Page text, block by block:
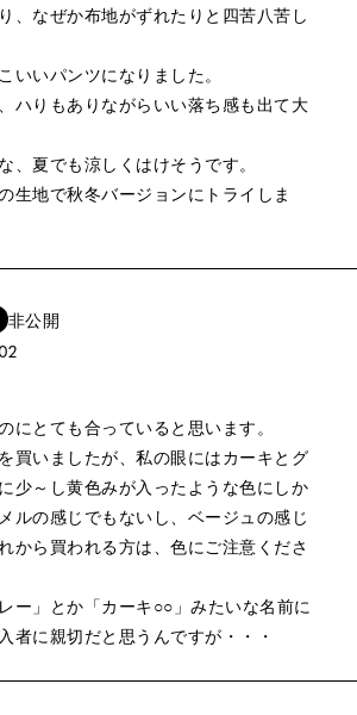
、なぜか布地がずれたりと四苦八苦し
いいパンツになりました。
ハりもありながらいい落ち感も出て大
、夏でも涼しくはけそうです。
生地で秋冬バージョンにトライしま
非公開
にとても合っていると思います。
買いましたが、私の眼にはカーキとグ
少～し黄色みが入ったような色にしか
ルの感じでもないし、ベージュの感じ
から買われる方は、色にご注意くださ
ー」とか「カーキ○○」みたいな名前に
者に親切だと思うんですが・・・